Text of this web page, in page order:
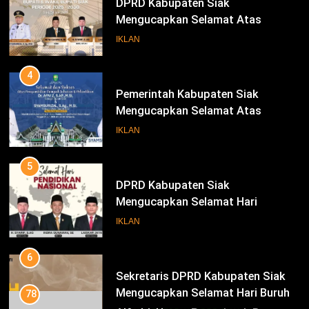
DPRD Kabupaten Siak
Mengucapkan Selamat Atas
Pengambilan Sumpah Jabatan
IKLAN
4
Pemerintah Kabupaten Siak
Mengucapkan Selamat Atas
Pengambilan Sumpah Jabatan
IKLAN
5
DPRD Kabupaten Siak
Mengucapkan Selamat Hari
Pendidikan Nasional
IKLAN
6
Sekretaris DPRD Kabupaten Siak
Mengucapkan Selamat Hari Buruh
78